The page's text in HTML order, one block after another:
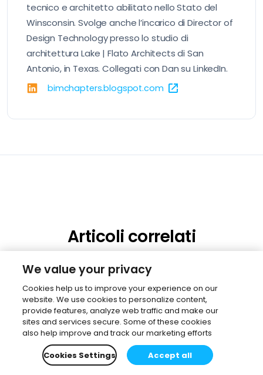
tecnico e architetto abilitato nello Stato del
Winsconsin. Svolge anche l’incarico di Director of
Design Technology presso lo studio di
architettura Lake | Flato Architects di San
Antonio, in Texas. Collegati con Dan suLinkedIn.
bimchapters.blogspot.com
Articoli correlati
We value your privacy
Cookies help us to improve your experience on our
website. We use cookies to personalize content,
provide features, analyze web traffic and make our
sites and services secure. Some of these cookies
also help improve and track our marketing efforts
Cookies Settings
Accept all